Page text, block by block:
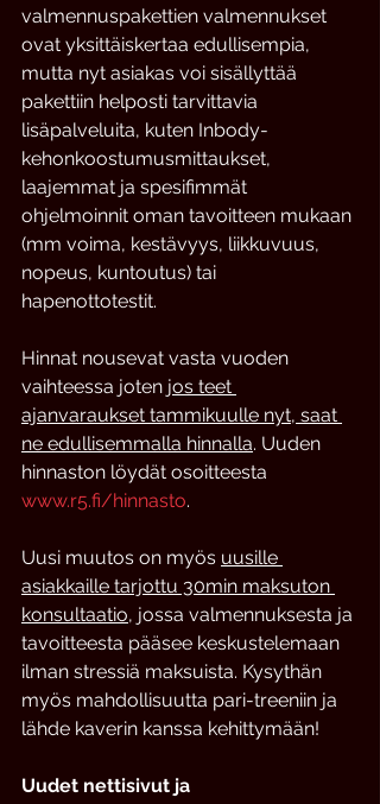
valmennuspakettien valmennukset
ovat yksittäiskertaa edullisempia,
mutta nyt asiakas voi sisällyttää
pakettiin helposti tarvittavia
lisäpalveluita, kuten Inbody-
kehonkoostumusmittaukset,
laajemmat ja spesifimmät
ohjelmoinnit oman tavoitteen mukaan
(mm voima, kestävyys, liikkuvuus,
nopeus, kuntoutus) tai
hapenottotestit.
Hinnat nousevat vasta vuoden
vaihteessa joten jos teet
ajanvaraukset tammikuulle nyt, saat
ne edullisemmalla hinnalla. Uuden
hinnaston löydät osoitteesta
www.r5.fi/hinnasto.
Uusi muutos on myös uusille
asiakkaille tarjottu 30min maksuton
konsultaatio, jossa valmennuksesta ja
tavoitteesta pääsee keskustelemaan
ilman stressiä maksuista. Kysythän
myös mahdollisuutta pari-treeniin ja
lähde kaverin kanssa kehittymään!
Uudet nettisivut ja